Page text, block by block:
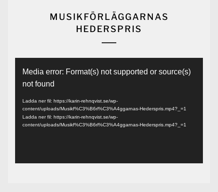
MUSIKFÖRLÄGGARNAS
HEDERSPRIS
Media error: Format(s) not supported or source(s)
not found
Ladda ner fil: https://karin-rehnqvist.se/wp-
content/uploads/Musikf%C3%B6rl%C3%A4ggarnas-Hederspris.mp4?_=1
Ladda ner fil: https://karin-rehnqvist.se/wp-
content/uploads/Musikf%C3%B6rl%C3%A4ggarnas-Hederspris.mp4?_=1